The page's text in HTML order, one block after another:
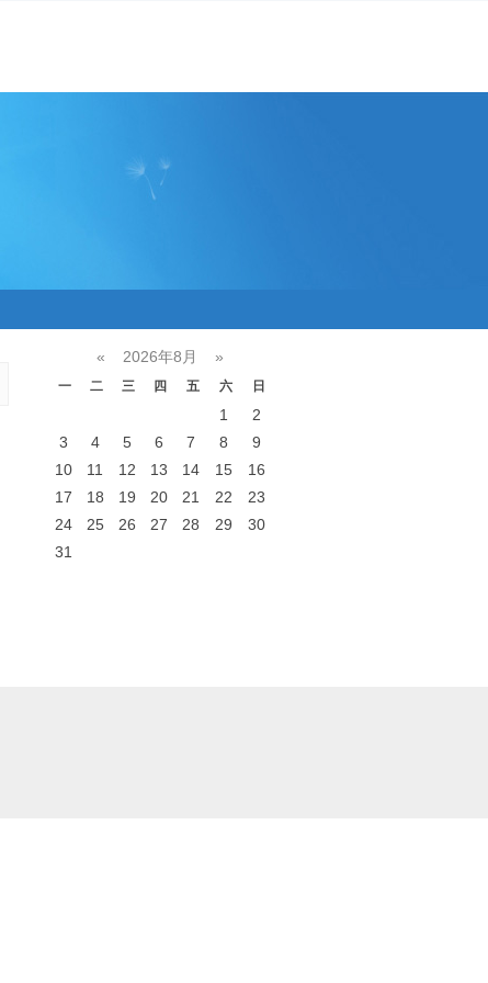
« 2026年8月 »
一 二 三 四 五 六 日
1
2
3
4 5 6 7 8
9
10
11 12 13 14 15
16
17
18 19 20 21 22
23
24
25 26 27 28 29
30
31